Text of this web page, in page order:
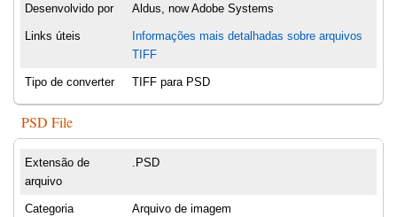
Desenvolvido por Aldus, now Adobe Systems
Links úteis
Informações mais detalhadas sobre arquivos
TIFF
Tipo de converter TIFF para PSD
PSD File
Extensão de
arquivo
.PSD
Categoria Arquivo de imagem